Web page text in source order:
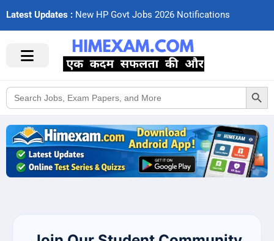
Latest Updates : New HP Govt Jobs 2026 Notifcations
Search
for:
Search Button